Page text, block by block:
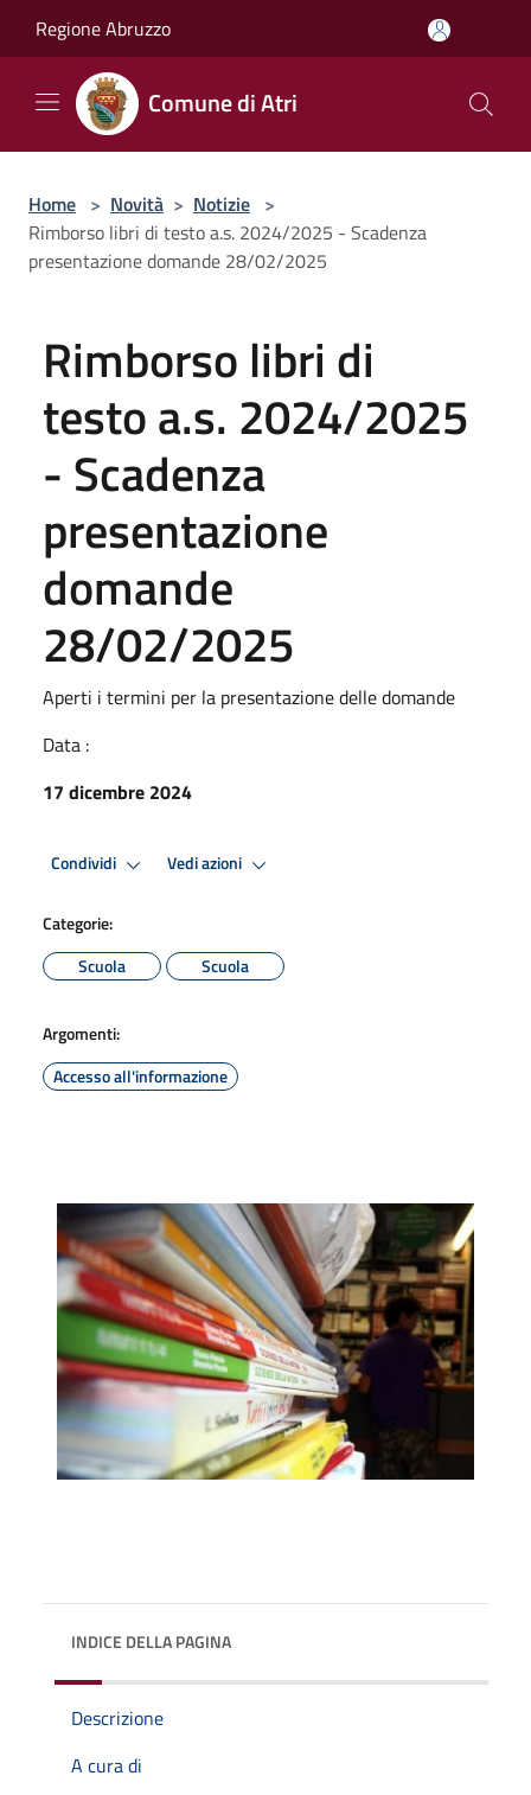
Regione Abruzzo
Comune di Atri
Home > Novità > Notizie >
Rimborso libri di testo a.s. 2024/2025 - Scadenza
presentazione domande 28/02/2025
Rimborso libri di
testo a.s. 2024/2025
- Scadenza
presentazione
domande
28/02/2025
Aperti i termini per la presentazione delle domande
Data :
17 dicembre 2024
Condividi Vedi azioni
Categorie:
Scuola
Scuola
Argomenti:
Accesso all'informazione
INDICE DELLA PAGINA
Descrizione
A cura di